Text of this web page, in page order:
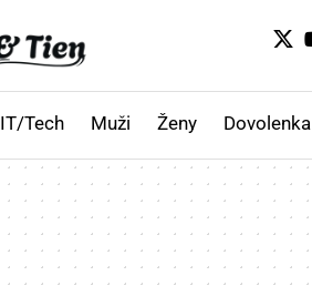
IT/Tech Muži Ženy Dovolenka